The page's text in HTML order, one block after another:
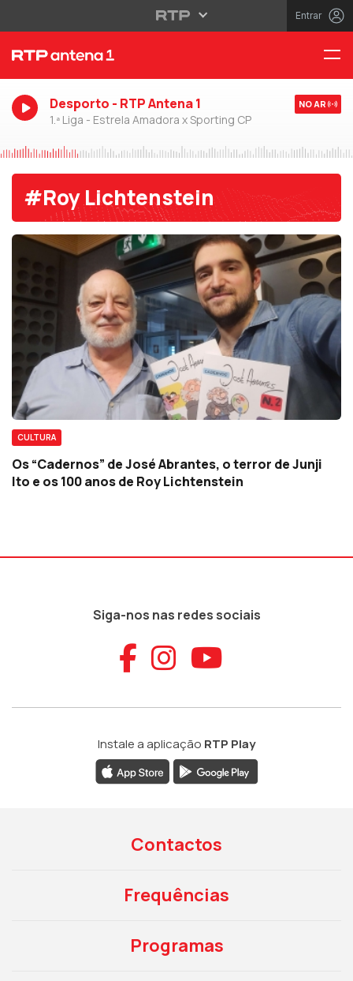
Entrar
Desporto - RTP Antena 1
1.ª Liga - Estrela Amadora x Sporting CP
NO AR
#Roy Lichtenstein
CULTURA
Os “Cadernos” de José Abrantes, o terror de Junji
Ito e os 100 anos de Roy Lichtenstein
Siga-nos nas redes sociais
Aceder ao
Aceder ao
Aceder
Instale a aplicação RTP Play
Contactos
Frequências
Programas